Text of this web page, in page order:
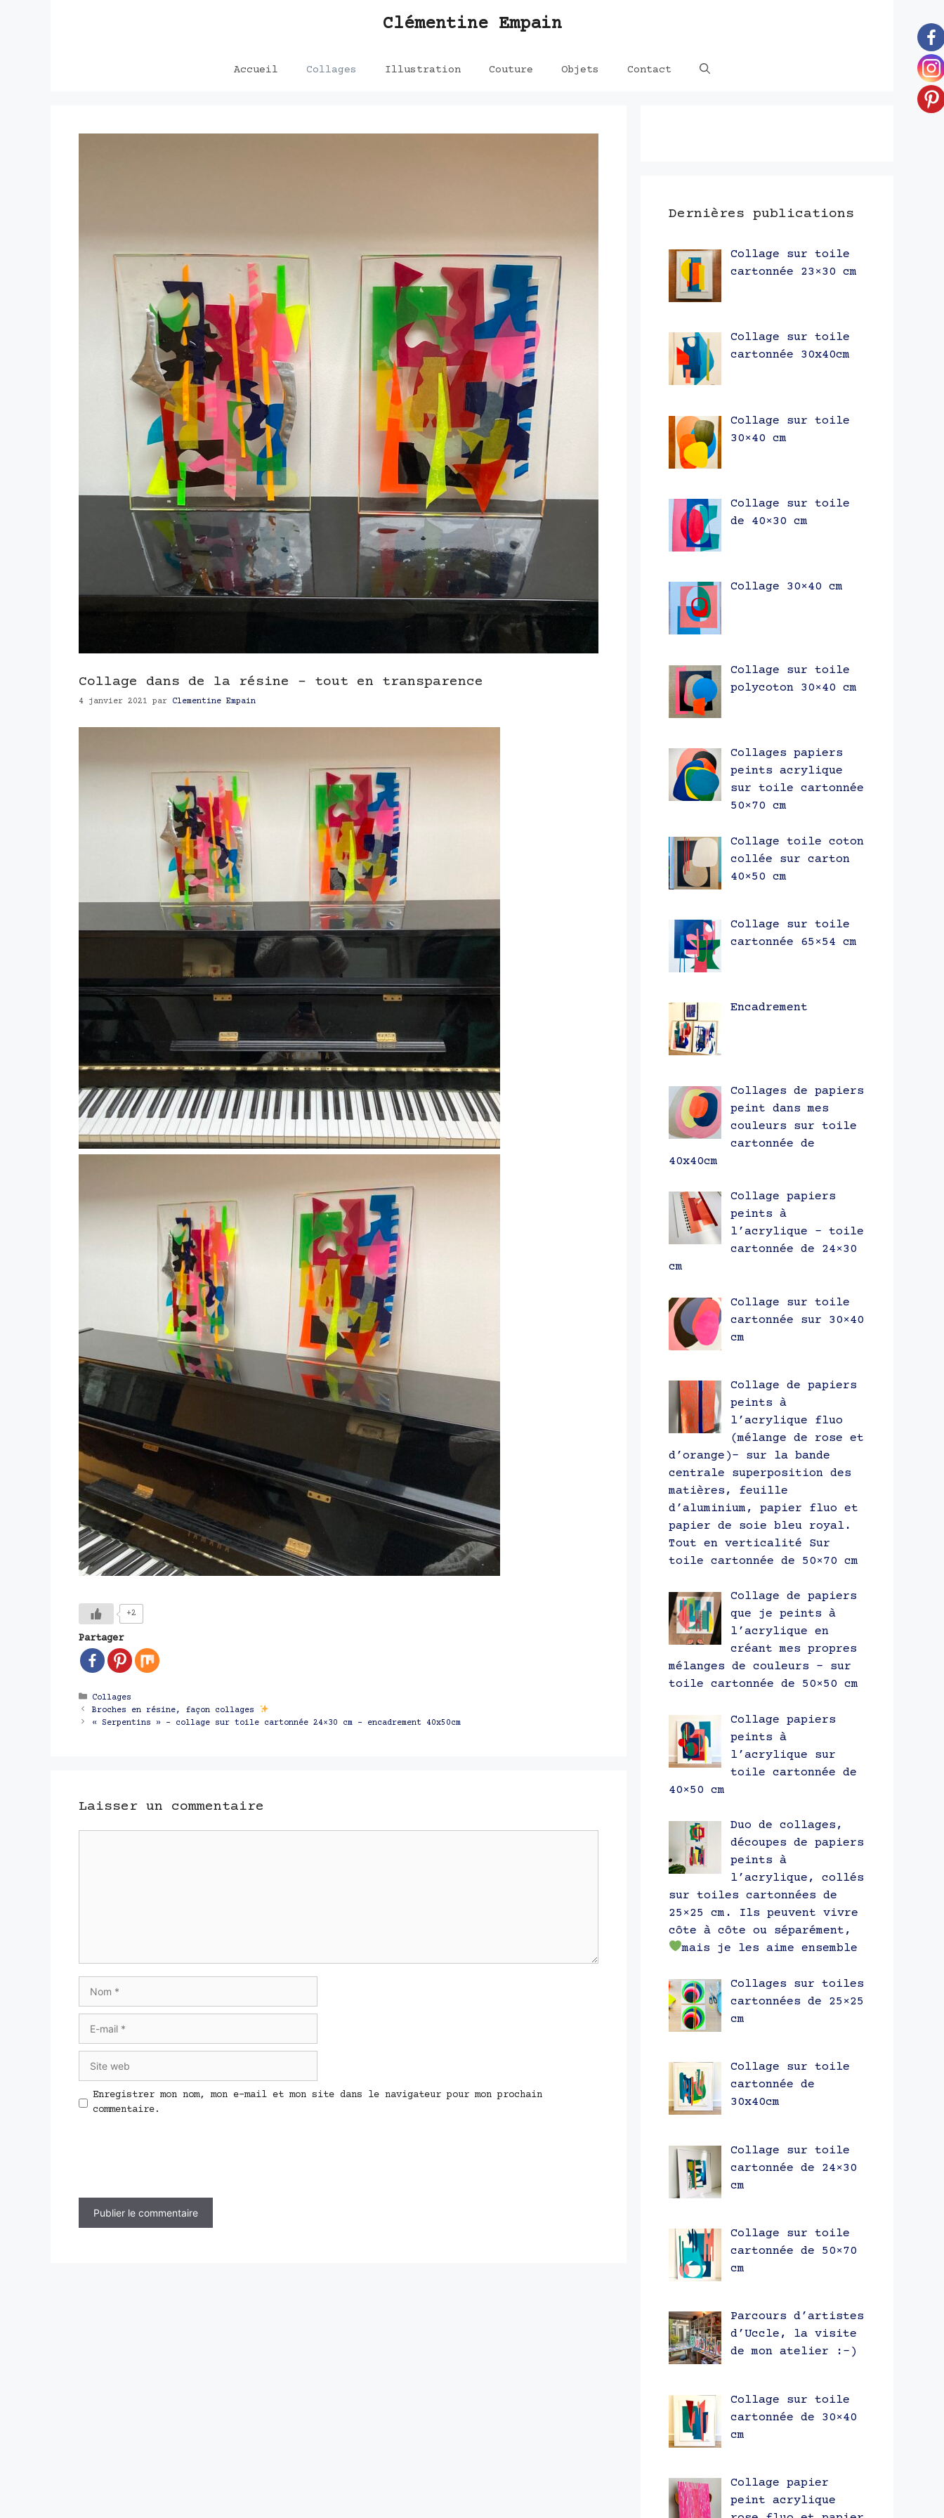
Clémentine Empain
Accueil Collages Illustration Couture Objets Contact
Collage dans de la résine – tout en transparence
4 janvier 2021 par Clementine Empain
+2
Partager
Catégories
Collages
Navigation
des
Broches en résine, façon collages
« Serpentins » – collage sur toile cartonnée 24×30 cm – encadrement 40x50cm
Laisser un commentaire
mail
web
Enregistrer mon nom, mon e-mail et mon site dans le navigateur pour mon prochain
commentaire.
Dernières publications
Collage sur toile
cartonnée 23×30 cm
Collage sur toile
cartonnée 30x40cm
Collage sur toile
30×40 cm
Collage sur toile
de 40×30 cm
Collage 30×40 cm
Collage sur toile
polycoton 30×40 cm
Collages papiers
peints acrylique
sur toile cartonnée
50×70 cm
Collage toile coton
collée sur carton
40×50 cm
Collage sur toile
cartonnée 65×54 cm
Encadrement
Collages de papiers
peint dans mes
couleurs sur toile
cartonnée de
40x40cm
Collage papiers
peints à
l’acrylique – toile
cartonnée de 24×30
cm
Collage sur toile
cartonnée sur 30×40
cm
Collage de papiers
peints à
l’acrylique fluo
(mélange de rose et
d’orange)- sur la bande
centrale superposition des
matières, feuille
d’aluminium, papier fluo et
papier de soie bleu royal.
Tout en verticalité Sur
toile cartonnée de 50×70 cm
Collage de papiers
que je peints à
l’acrylique en
créant mes propres
mélanges de couleurs – sur
toile cartonnée de 50×50 cm
Collage papiers
peints à
l’acrylique sur
toile cartonnée de
40×50 cm
Duo de collages,
découpes de papiers
peints à
l’acrylique, collés
sur toiles cartonnées de
25×25 cm. Ils peuvent vivre
côte à côte ou séparément,
mais je les aime ensemble
Collages sur toiles
cartonnées de 25×25
cm
Collage sur toile
cartonnée de
30x40cm
Collage sur toile
cartonnée de 24×30
cm
Collage sur toile
cartonnée de 50×70
cm
Parcours d’artistes
d’Uccle, la visite
de mon atelier :-)
Collage sur toile
cartonnée de 30×40
cm
Collage papier
peint acrylique